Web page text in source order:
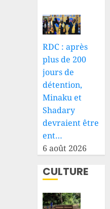
RDC : après
plus de 200
jours de
détention,
Minaku et
Shadary
devraient être
ent…
6 août 2026
CULTURE